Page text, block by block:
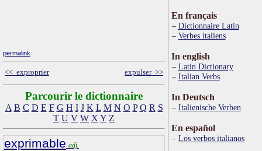
permalink
<< exproprier expulser >>
Parcourir le dictionnaire
A B C D E F G H I J K L M N O P Q R S
T U V W X Y Z
exprimable adj.
En français
Dictionnaire Latin
Verbes italiens
In english
Latin Dictionary
Italian Verbs
In Deutsch
Italienische Verben
En español
Los verbos italianos